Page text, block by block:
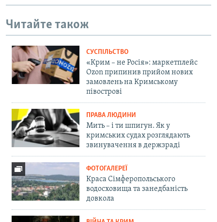
s
s
d
e
Читайте також
СУСПІЛЬСТВО
«Крим – не Росія»: маркетплейс
Ozon припинив прийом нових
замовлень на Кримському
півострові
ПРАВА ЛЮДИНИ
Мить – і ти шпигун. Як у
кримських судах розглядають
звинувачення в держзраді
ФОТОГАЛЕРЕЇ
Краса Сімферопольського
водосховища та занедбаність
довкола